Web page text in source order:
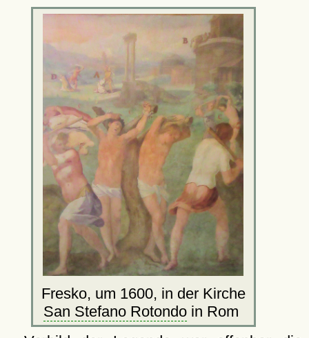
Fresko, um 1600, in der Kirche
San Stefano Rotondo in Rom